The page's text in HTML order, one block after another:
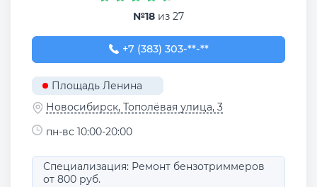
№18 из 27
+7 (383) 303-41-77
+7 (383) 303-**-**
Площадь Ленина
Новосибирск, Тополёвая улица, 3
пн-вс 10:00-20:00
Специализация: Ремонт бензотриммеров
от 800 руб.